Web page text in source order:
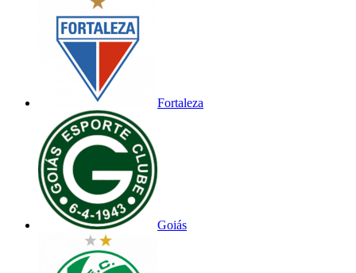
Fortaleza
Goiás